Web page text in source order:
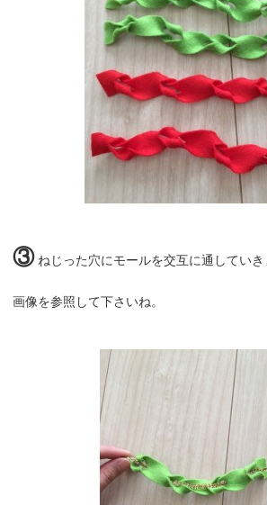
③ねじった穴にモールを交互に通していき
画像を参照して下さいね。